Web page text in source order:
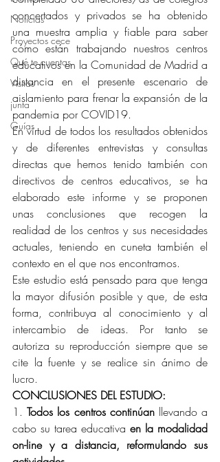
Noticias
Proyectos cece
Qué te cuentas
Visitas
junta
Guías
concertados y privados se ha obtenido
una muestra amplia y fiable para saber
cómo están trabajando nuestros centros
educativos en la Comunidad de Madrid a
distancia en el presente escenario de
aislamiento para frenar la expansión de la
pandemia por COVID19.
En virtud de todos los resultados obtenidos
y de diferentes entrevistas y consultas
directas que hemos tenido también con
directivos de centros educativos, se ha
elaborado este informe y se proponen
unas conclusiones que recogen la
realidad de los centros y sus necesidades
actuales, teniendo en cuneta también el
contexto en el que nos encontramos.
Este estudio está pensado para que tenga
la mayor difusión posible y que, de esta
forma, contribuya al conocimiento y al
intercambio de ideas. Por tanto se
autoriza su reproducción siempre que se
cite la fuente y se realice sin ánimo de
lucro.
CONCLUSIONES DEL ESTUDIO:
1. Todos los centros continúan llevando a
cabo su tarea educativa en la modalidad
on-line y a distancia, reformulando sus